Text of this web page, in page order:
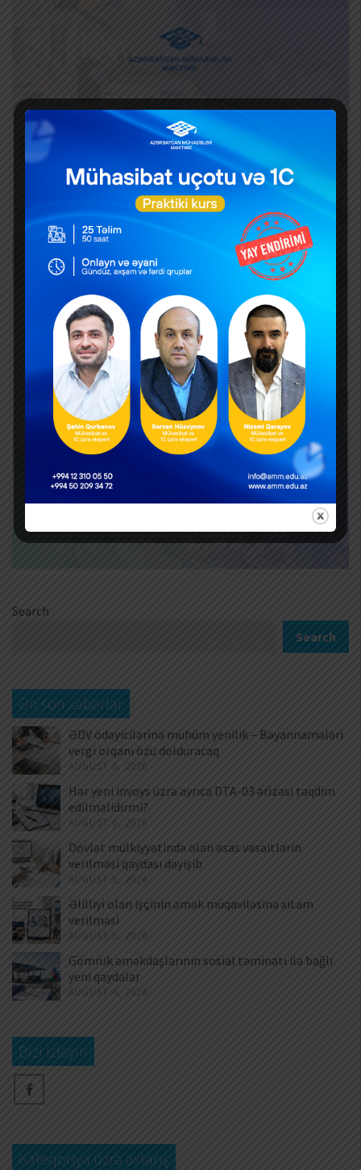
Search
Search
Ən son xəbərlər
ƏDV ödəyicilərinə mühüm yenilik – Bəyannamələri
vergi orqanı özü dolduracaq
AUGUST 6, 2026
Hər yeni invoys üzrə ayrıca DTA-03 ərizəsi təqdim
edilməlidirmi?
AUGUST 6, 2026
Dövlət mülkiyyətində olan əsas vəsaitlərin
verilməsi qaydası dəyişib
AUGUST 5, 2026
Əlilliyi olan işçinin əmək müqaviləsinə xitam
verilməsi
AUGUST 5, 2026
Gömrük əməkdaşlarının sosial təminatı ilə bağlı
yeni qaydalar
AUGUST 4, 2026
Bizi izləyin
Kateqoriya üzrə axtarış